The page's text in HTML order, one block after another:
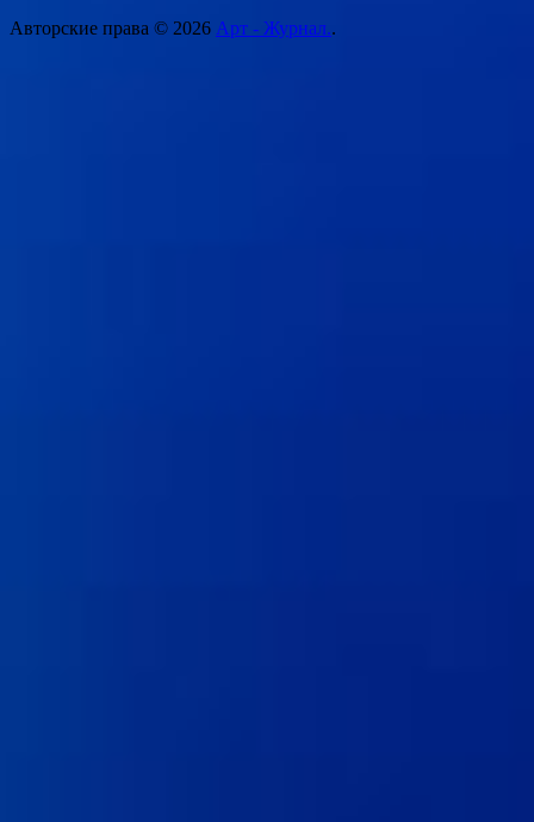
Авторские права © 2026 Арт - Журнал..